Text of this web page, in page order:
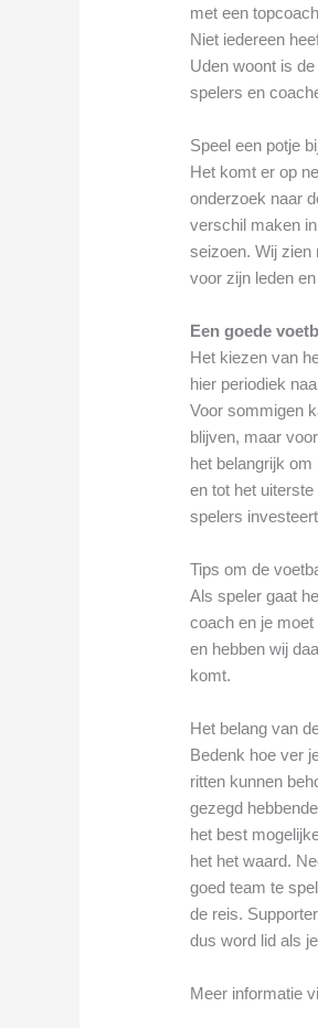
met een
Niet iedereen
Uden woont is
spelers en
Speel een potje
Het komt er op
onderzoek naar
verschil maken
seizoen. Wij zien
voor zijn leden
Een goede
Het kiezen van
hier periodiek
Voor sommigen
blijven, maar
het belangrijk
en tot het
spelers
Tips om de
Als speler gaat
coach en je
en hebben wij
komt.
Het belang van
Bedenk hoe ver
ritten kunnen
gezegd
het best
het het waard.
goed team te
de reis.
dus word lid als
Meer informatie